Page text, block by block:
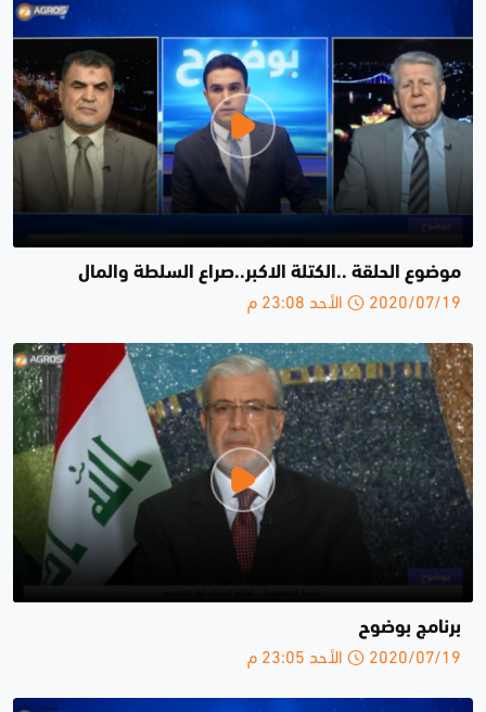
موضوع الحلقة ..الكتلة الاكبر..صراع السلطة والمال
2020/07/19 الأحد 23:08 م
برنامج بوضوح
2020/07/19 الأحد 23:05 م